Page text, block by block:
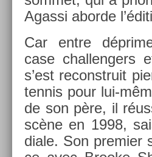
Agas­si ab­or­de
Car entre
case chal­leng­ers
s’est re­construit
ten­nis pour lui-
de son père, il
scène en 1998,
diale. Son pre­mi­er